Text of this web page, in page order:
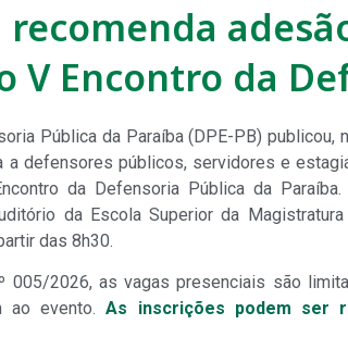
V Encontro da
Pública da Paraíba (DPE-PB) publicou,
a defensores públicos, servidores e
da Defensoria Pública da
da Escola Superior da
das 8h30.
005/2026, as vagas presenciais são
ao evento.As inscrições podem ser